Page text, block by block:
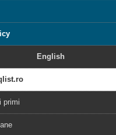
English
primi